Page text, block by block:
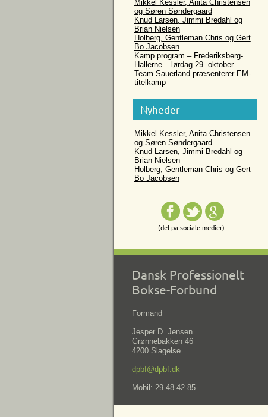
Mikkel Kessler, Anita Christensen
og Søren Søndergaard
Knud Larsen, Jimmi Bredahl og
Brian Nielsen
Holberg, Gentleman Chris og Gert
Bo Jacobsen
Kamp program – Frederiksberg-
Hallerne – lørdag 29. oktober
Team Sauerland præsenterer EM-
titelkamp
Nyheder
Mikkel Kessler, Anita Christensen
og Søren Søndergaard
Knud Larsen, Jimmi Bredahl og
Brian Nielsen
Holberg, Gentleman Chris og Gert
Bo Jacobsen
(del pa sociale medier)
Dansk Professionelt
Bokse-Forbund
Formand
Jesper D. Jensen
Grønnebakken 46
4200 Slagelse
dpbf@dpbf.dk
Mobil: 29 48 42 85